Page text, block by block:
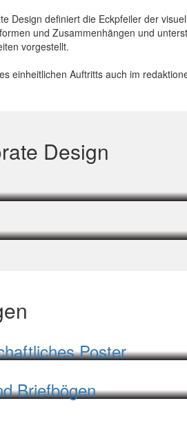
Design definiert die Eckpfeiler der
und Zusammenhängen und
vorgestellt.
einheitlichen Auftritts auch im
Design
Poster
Briefbögen